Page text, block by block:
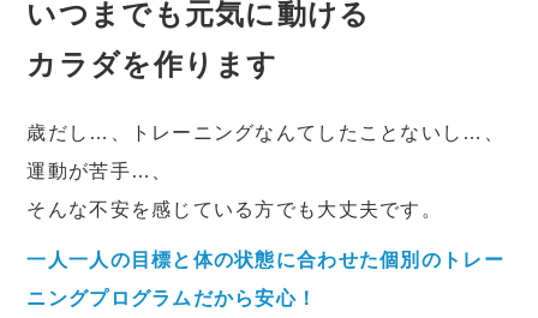
いつまでも元気に動ける
カラダを作ります
歳だし…、トレーニングなんてしたことないし…、
運動が苦手…、
そんな不安を感じている方でも大丈夫です。
一人一人の目標と体の状態に合わせた個別のトレー
ニングプログラムだから安心！